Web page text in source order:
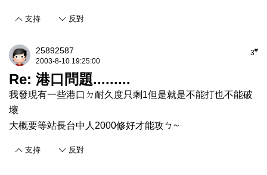
支持 反對
3#
25892587
2003-8-10 19:25:00
Re: 港口問題.........
我發現有一些港口ㄉ耐久度只剩1但是就是不能打也不能破
壞
大概要等站長台中人2000修好才能攻ㄅ~
支持 反對